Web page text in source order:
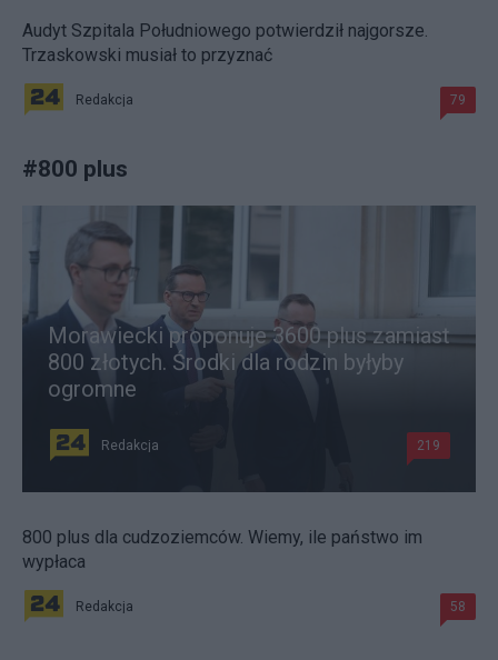
Audyt Szpitala Południowego potwierdził najgorsze.
Trzaskowski musiał to przyznać
Redakcja 79
#800 plus
Morawiecki proponuje 3600 plus zamiast
800 złotych. Środki dla rodzin byłyby
ogromne
Redakcja 219
800 plus dla cudzoziemców. Wiemy, ile państwo im
wypłaca
Redakcja 58